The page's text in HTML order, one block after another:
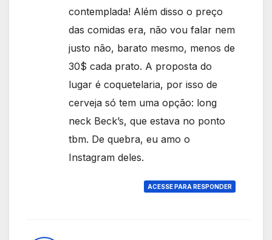
contemplada! Além disso o preço
das comidas era, não vou falar nem
justo não, barato mesmo, menos de
30$ cada prato. A proposta do
lugar é coquetelaria, por isso de
cerveja só tem uma opção: long
neck Beck’s, que estava no ponto
tbm. De quebra, eu amo o
Instagram deles.
ACESSE PARA RESPONDER